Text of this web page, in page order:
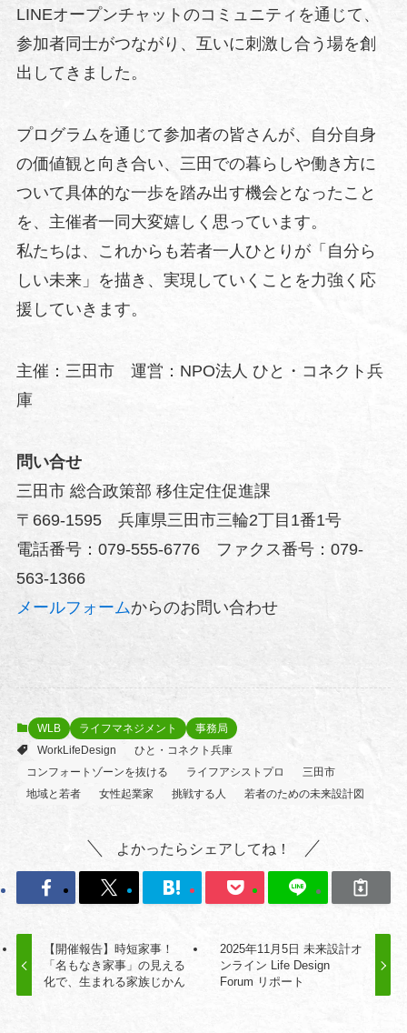
LINEオープンチャットのコミュニティを通じて、
参加者同士がつながり、互いに刺激し合う場を創
出してきました。
プログラムを通じて参加者の皆さんが、自分自身
の価値観と向き合い、三田での暮らしや働き方に
ついて具体的な一歩を踏み出す機会となったこと
を、主催者一同大変嬉しく思っています。
私たちは、これからも若者一人ひとりが「自分ら
しい未来」を描き、実現していくことを力強く応
援していきます。
主催：三田市 運営：NPO法人 ひと・コネクト兵
庫
問い合せ
三田市 総合政策部 移住定住促進課
〒669-1595 兵庫県三田市三輪2丁目1番1号
電話番号：079-555-6776 ファクス番号：079-
563-1366
メールフォームからのお問い合わせ
WLB ライフマネジメント
事務局
WorkLifeDesign
ひと・コネクト兵庫
コンフォートゾーンを抜ける
ライフアシストプロ
三田市
地域と若者
女性起業家 挑戦する人 若者のための未来設計図
よかったらシェアしてね！
【開催報告】時短家事！
「名もなき家事」の見える
化で、生まれる家族じかん
2025年11月5日 未来設計オ
ンライン Life Design
Forum リポート